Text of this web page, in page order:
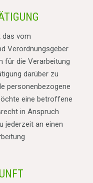
das vom
Verordnungsgeber
für die Verarbeitung
darüber zu
personenbezogene
eine betroffene
in Anspruch
jederzeit an einen